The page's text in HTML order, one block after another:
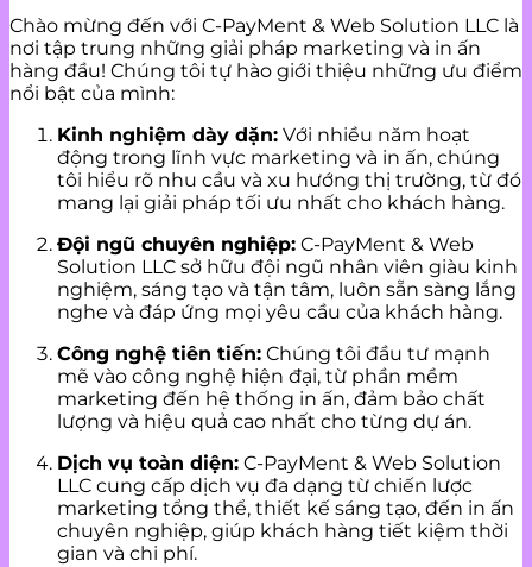
Chào mừng đến với C-PayMent & Web Solution LLC là
nơi tập trung những giải pháp marketing và in ấn
hàng đầu! Chúng tôi tự hào giới thiệu những ưu điểm
nổi bật của mình:
Kinh nghiệm dày dặn: Với nhiều năm hoạt
động trong lĩnh vực marketing và in ấn, chúng
tôi hiểu rõ nhu cầu và xu hướng thị trường, từ đó
mang lại giải pháp tối ưu nhất cho khách hàng.
Đội ngũ chuyên nghiệp: C-PayMent & Web
Solution LLC sở hữu đội ngũ nhân viên giàu kinh
nghiệm, sáng tạo và tận tâm, luôn sẵn sàng lắng
nghe và đáp ứng mọi yêu cầu của khách hàng.
Công nghệ tiên tiến: Chúng tôi đầu tư mạnh
mẽ vào công nghệ hiện đại, từ phần mềm
marketing đến hệ thống in ấn, đảm bảo chất
lượng và hiệu quả cao nhất cho từng dự án.
Dịch vụ toàn diện: C-PayMent & Web Solution
LLC cung cấp dịch vụ đa dạng từ chiến lược
marketing tổng thể, thiết kế sáng tạo, đến in ấn
chuyên nghiệp, giúp khách hàng tiết kiệm thời
gian và chi phí.